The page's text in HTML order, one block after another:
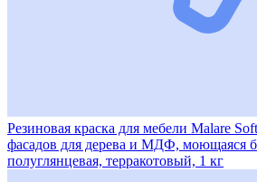
Резиновая краска для мебели Malare
фасадов для дерева и МДФ, моющаяся
полуглянцевая, терракотовый, 1 кг